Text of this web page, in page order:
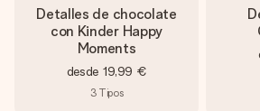
Detalles de chocolate
con Kinder Happy
Moments
desde 19,99 €
3 Tipos